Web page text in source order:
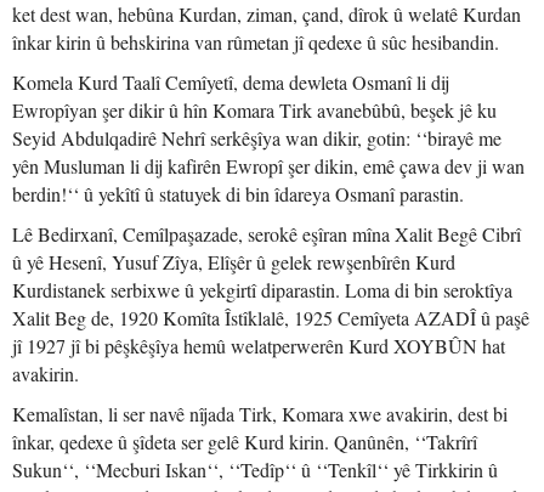
ket dest wan, hebûna Kurdan, ziman, çand, dîrok û welatê Kurdan
înkar kirin û behskirina van rûmetan jî qedexe û sûc hesibandin.
Komela Kurd Taalî Cemîyetî, dema dewleta Osmanî li dij
Ewropîyan şer dikir û hîn Komara Tirk avanebûbû, beşek jê ku
Seyid Abdulqadirê Nehrî serkêşîya wan dikir, gotin: ‘‘birayê me
yên Musluman li dij kafirên Ewropî şer dikin, emê çawa dev ji wan
berdin!‘‘ û yekîtî û statuyek di bin îdareya Osmanî parastin.
Lê Bedirxanî, Cemîlpaşazade, serokê eşîran mîna Xalit Begê Cibrî
û yê Hesenî, Yusuf Zîya, Elîşêr û gelek rewşenbîrên Kurd
Kurdistanek serbixwe û yekgirtî diparastin. Loma di bin seroktîya
Xalit Beg de, 1920 Komîta Îstîklalê, 1925 Cemîyeta AZADÎ û paşê
jî 1927 jî bi pêşkêşîya hemû welatperwerên Kurd XOYBÛN hat
avakirin.
Kemalîstan, li ser navê nîjada Tirk, Komara xwe avakirin, dest bi
înkar, qedexe û şîdeta ser gelê Kurd kirin. Qanûnên, ‘‘Takrîrî
Sukun‘‘, ‘‘Mecburi Iskan‘‘, ‘‘Tedîp‘‘ û ‘‘Tenkîl‘‘ yê Tirkkirin û